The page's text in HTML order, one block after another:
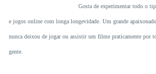
Gosta de experimentar todo o
e jogos online com longa longevidade. Um grande
nunca deixou de jogar ou assistir um filme praticamente por
gente.